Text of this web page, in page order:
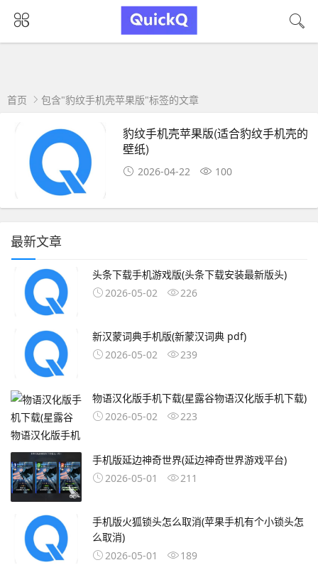
首页 包含"豹纹手机壳苹果版"标签的文章
豹纹手机壳苹果版(适合豹纹手机壳的
壁纸)
2026-04-22 100
最新文章
头条下载手机游戏版(头条下载安装最新版头)
2026-05-02
226
新汉蒙词典手机版(新蒙汉词典 pdf)
2026-05-02
239
物语汉化版手机下载(星露谷物语汉化版手机下载)
2026-05-02
223
手机版延边神奇世界(延边神奇世界游戏平台)
2026-05-01
211
手机版火狐锁头怎么取消(苹果手机有个小锁头怎
么取消)
2026-05-01
189